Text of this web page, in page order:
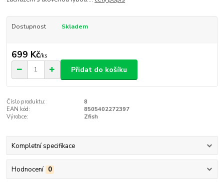
Dostupnost Skladem
699 Kč/ks
Přidat do košíku
Číslo produktu:
8
EAN kód:
8505402272397
Výrobce:
Zfish
Kompletní specifikace
Hodnocení 0